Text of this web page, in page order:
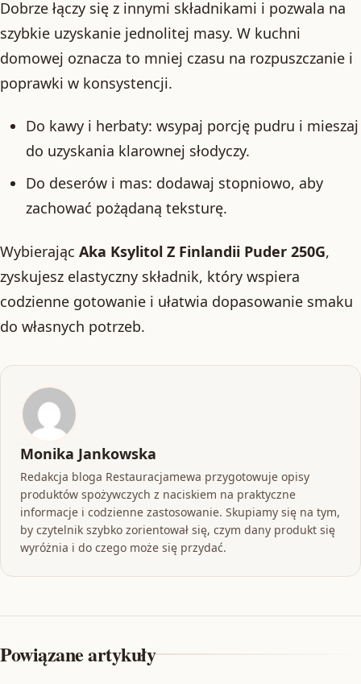
Dobrze łączy się z innymi składnikami i pozwala na
szybkie uzyskanie jednolitej masy. W kuchni
domowej oznacza to mniej czasu na rozpuszczanie i
poprawki w konsystencji.
Do kawy i herbaty: wsypaj porcję pudru i mieszaj
do uzyskania klarownej słodyczy.
Do deserów i mas: dodawaj stopniowo, aby
zachować pożądaną teksturę.
Wybierając Aka Ksylitol Z Finlandii Puder 250G,
zyskujesz elastyczny składnik, który wspiera
codzienne gotowanie i ułatwia dopasowanie smaku
do własnych potrzeb.
Monika Jankowska
Redakcja bloga Restauracjamewa przygotowuje opisy
produktów spożywczych z naciskiem na praktyczne
informacje i codzienne zastosowanie. Skupiamy się na tym,
by czytelnik szybko zorientował się, czym dany produkt się
wyróżnia i do czego może się przydać.
Powiązane artykuły